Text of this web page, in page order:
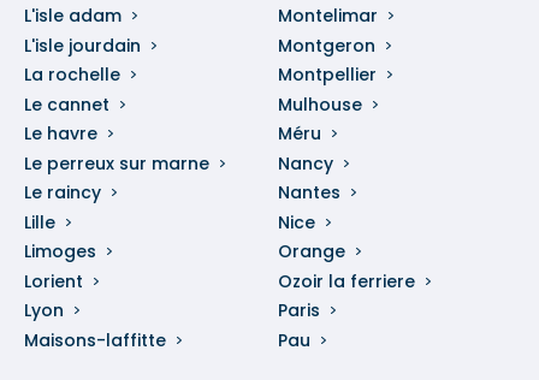
L'isle adam
L'isle jourdain
La rochelle
Le cannet
Le havre
Le perreux sur marne
Le raincy
Lille
Limoges
Lorient
Lyon
Maisons-laffitte
Montelimar
Montgeron
Montpellier
Mulhouse
Méru
Nancy
Nantes
Nice
Orange
Ozoir la ferriere
Paris
Pau